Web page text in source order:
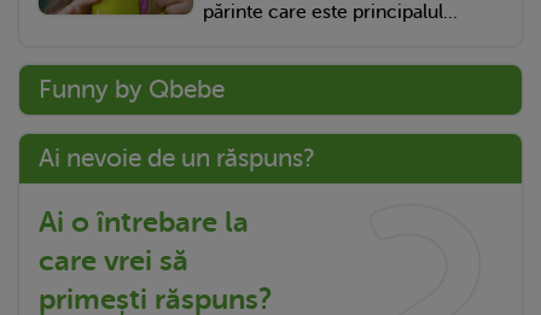
părinte care este principalul...
Funny by Qbebe
Ai nevoie de un răspuns?
Ai o întrebare la
care vrei să
primești răspuns?